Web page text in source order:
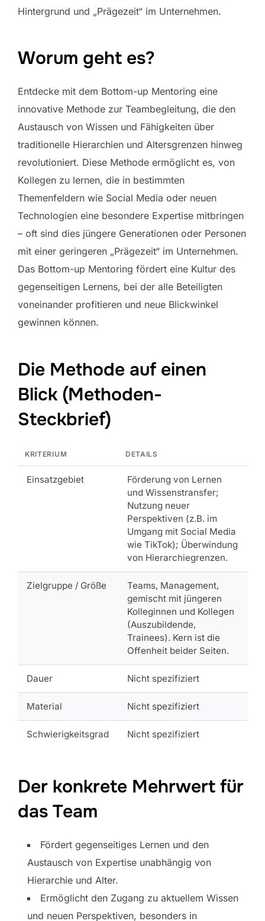
Hintergrund und „Prägezeit“ im Unternehmen.
Worum geht es?
Entdecke mit dem Bottom-up Mentoring eine
innovative Methode zur Teambegleitung, die den
Austausch von Wissen und Fähigkeiten über
traditionelle Hierarchien und Altersgrenzen hinweg
revolutioniert. Diese Methode ermöglicht es, von
Kollegen zu lernen, die in bestimmten
Themenfeldern wie Social Media oder neuen
Technologien eine besondere Expertise mitbringen
– oft sind dies jüngere Generationen oder Personen
mit einer geringeren „Prägezeit“ im Unternehmen.
Das Bottom-up Mentoring fördert eine Kultur des
gegenseitigen Lernens, bei der alle Beteiligten
voneinander profitieren und neue Blickwinkel
gewinnen können.
Die Methode auf einen
Blick (Methoden-
Steckbrief)
KRITERIUM DETAILS
Einsatzgebiet
Förderung von Lernen
und Wissenstransfer;
Nutzung neuer
Perspektiven (z.B. im
Umgang mit Social Media
wie TikTok); Überwindung
von Hierarchiegrenzen.
Zielgruppe / Größe
Teams, Management,
gemischt mit jüngeren
Kolleginnen und Kollegen
(Auszubildende,
Trainees). Kern ist die
Offenheit beider Seiten.
Dauer Nicht spezifiziert
Material Nicht spezifiziert
Schwierigkeitsgrad Nicht spezifiziert
Der konkrete Mehrwert für
das Team
Fördert gegenseitiges Lernen und den
Austausch von Expertise unabhängig von
Hierarchie und Alter.
Ermöglicht den Zugang zu aktuellem Wissen
und neuen Perspektiven, besonders in